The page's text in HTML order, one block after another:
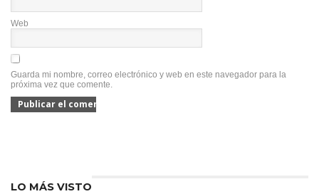
Web
Guarda mi nombre, correo electrónico y web en este navegador para la
próxima vez que comente.
LO MÁS VISTO